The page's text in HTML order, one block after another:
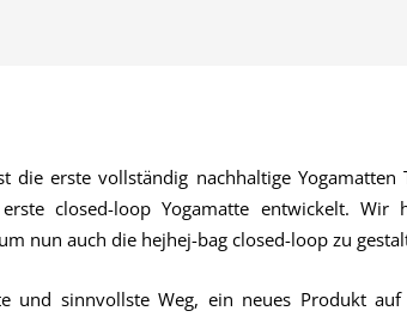
die erste vollständig nachhaltige Yogamatten
closed-loop Yogamatte entwickelt. Wir
nun auch die hejhej-bag closed-loop zu
und sinnvollste Weg, ein neues Produkt